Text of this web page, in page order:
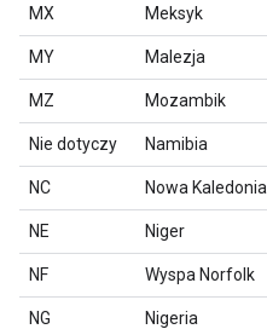
MX Meksyk
MY Malezja
MZ Mozambik
Nie dotyczy Namibia
NC Nowa Kaledonia
NE Niger
NF Wyspa Norfolk
NG Nigeria